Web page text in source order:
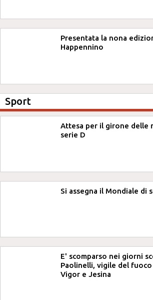
Presentata la nona
Happennino
Sport
Attesa per il girone delle
serie D
Si assegna il Mondiale di
E' scomparso nei giorni
Paolinelli, vigile del
Vigor e Jesina